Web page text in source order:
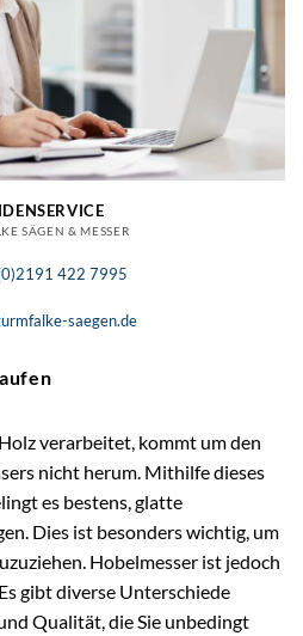
SÄGEN & MESSER
422 7995
saegen.de
verarbeitet, kommt um den
nicht herum. Mithilfe dieses
es bestens, glatte
Dies ist besonders wichtig, um
Hobelmesser ist jedoch
gibt diverse Unterschiede
Qualität, die Sie unbedingt